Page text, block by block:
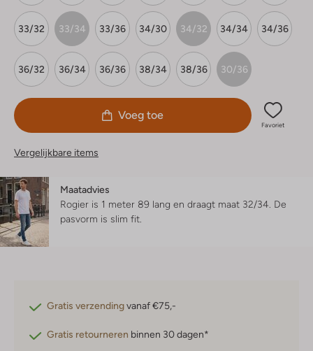
33/32 33/34 33/36 34/30 34/32 34/34 34/36
36/32 36/34 36/36 38/34 38/36 30/36
Voeg toe
Favoriet
Vergelijkbare items
Maatadvies
Rogier is 1 meter 89 lang en draagt maat 32/34. De
pasvorm is slim fit
Gratis verzendingvanaf €75,-
Gratis retourneren binnen 30 dagen*